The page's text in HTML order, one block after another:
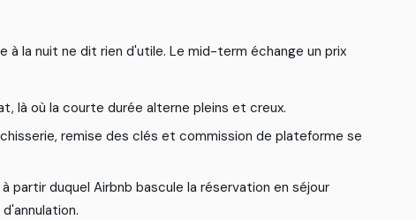
e à la nuit ne dit rien d'utile. Le mid-term échange un prix
t, là où la courte durée alterne pleins et creux.
chisserie, remise des clés et commission de plateforme se
à partir duquel Airbnb bascule la réservation en séjour
d'annulation.